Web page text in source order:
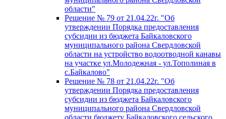
области"
Решение № 79 от 21.04.22г. "Об
утверждении Порядка предоставления
субсидии из бюджета Байкаловского
муниципального района Свердловской
области на устройство водоотводной канавы
на участке ул.Молодежная - ул.Тополиная в
с.Байкалово"
Решение № 78 от 21.04.22г. "Об
утверждении Порядка предоставления
субсидии из бюджета Байкаловского
муниципального района Свердловской
области бюджету Байкаловского сельского